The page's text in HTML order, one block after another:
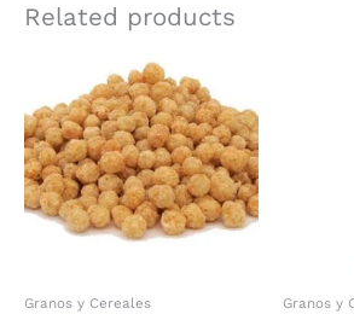
Related products
Granos y Cereales Granos y